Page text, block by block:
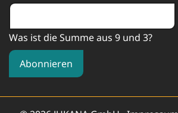
Was ist die Summe aus 9 und 3?
Abonnieren